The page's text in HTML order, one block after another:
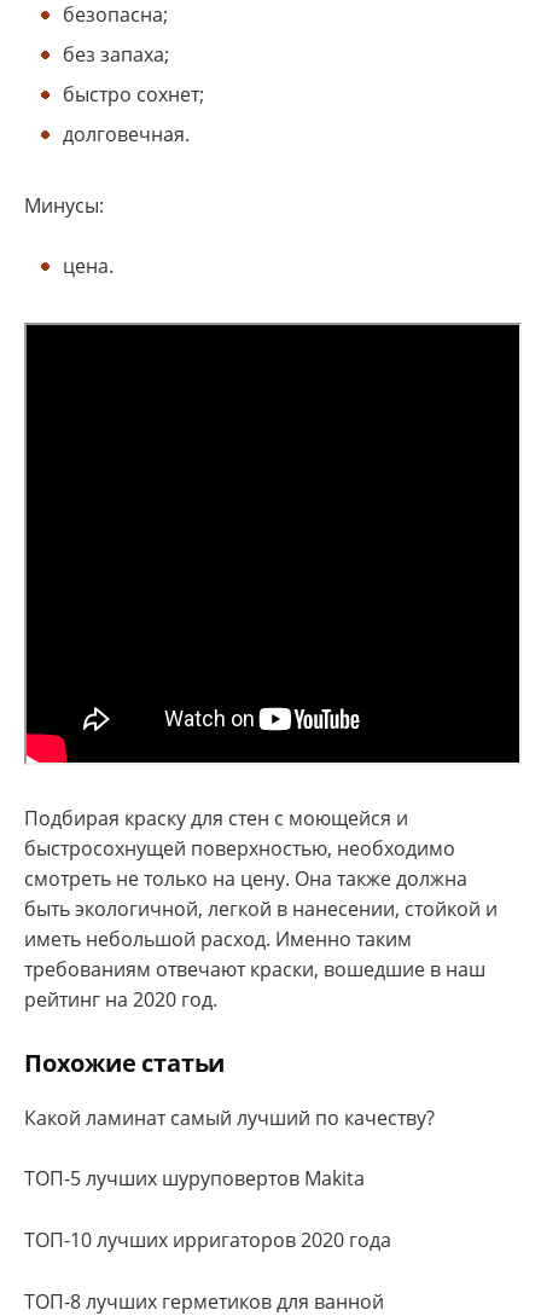
безопасна;
без запаха;
быстро сохнет;
долговечная.
Минусы:
цена.
Подбирая краску для стен с моющейся и
быстросохнущей поверхностью, необходимо
смотреть не только на цену. Она также должна
быть экологичной, легкой в нанесении, стойкой и
иметь небольшой расход. Именно таким
требованиям отвечают краски, вошедшие в наш
рейтинг на 2020 год.
Похожие статьи
Какой ламинат самый лучший по качеству?
ТОП-5 лучших шуруповертов Makita
ТОП-10 лучших ирригаторов 2020 года
ТОП-8 лучших герметиков для ванной